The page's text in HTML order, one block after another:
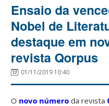
Ensaio da
Nobel de
destaque em
revista Qorpus
01/11/2019 10:40
O novo número da revista